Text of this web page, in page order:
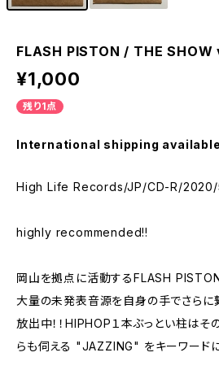
FLASH PISTON / THE SHOW
¥1,000
残り1点
International shipping available
High Life Records/JP/CD-R/
highly recommended!!
岡山を拠点に活動するFLASH PISTON
大量の未発表音源を自身の手でさらに
放出中！！HIPHOP１本ぶっとい柱はそ
らも伺える "JAZZING" をキーワードに